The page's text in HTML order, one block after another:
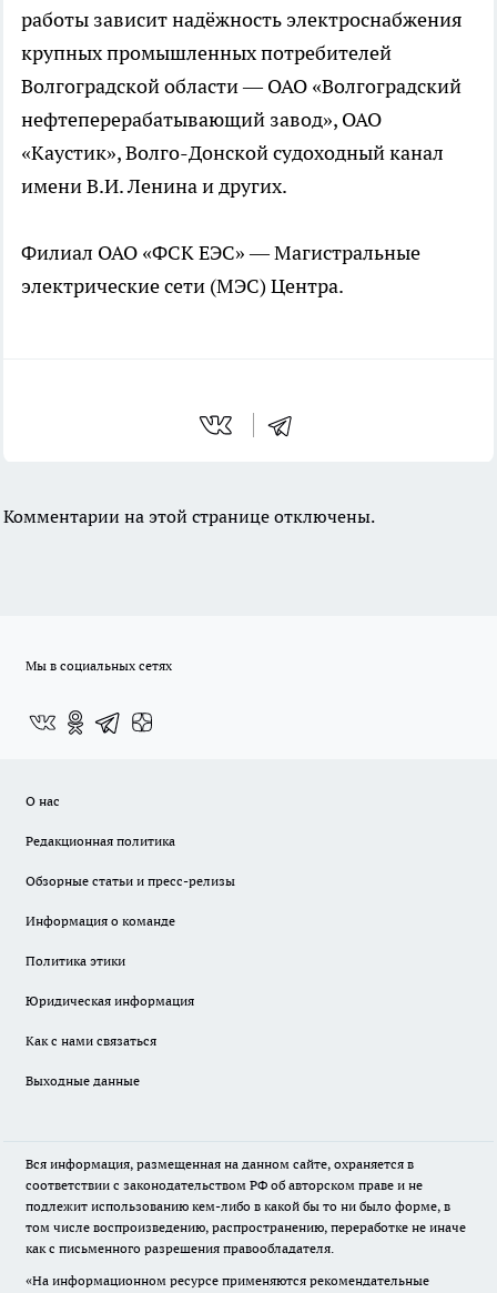
работы зависит надёжность электроснабжения
крупных промышленных потребителей
Волгоградской области — ОАО «Волгоградский
нефтеперерабатывающий завод», ОАО
«Каустик», Волго-Донской судоходный канал
имени В.И. Ленина и других.
Филиал ОАО «ФСК ЕЭС» — Магистральные
электрические сети (МЭС) Центра.
Комментарии на этой странице отключены.
Мы в социальных сетях
О нас
Редакционная политика
Обзорные статьи и пресс-релизы
Информация о команде
Политика этики
Юридическая информация
Как с нами связаться
Выходные данные
Вся информация, размещенная на данном сайте, охраняется в
соответствии с законодательством РФ об авторском праве и не
подлежит использованию кем-либо в какой бы то ни было форме, в
том числе воспроизведению, распространению, переработке не иначе
как с письменного разрешения правообладателя.
«На информационном ресурсе применяются рекомендательные